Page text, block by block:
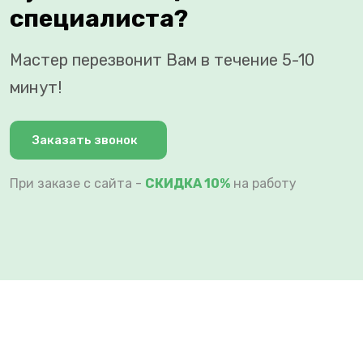
специалиста?
Мастер перезвонит Вам в течение 5-10
минут!
Заказать звонок
При заказе с сайта - СКИДКА 10% на работу